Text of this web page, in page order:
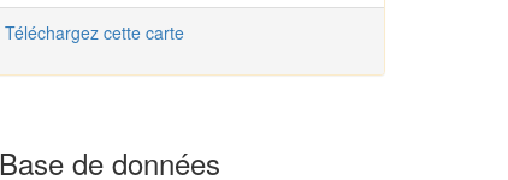
Téléchargez cette carte
Base de données